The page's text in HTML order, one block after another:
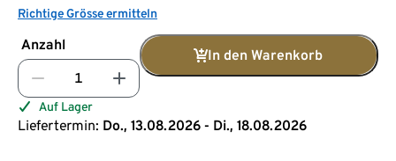
Richtige Grösse ermitteln
Anzahl
In den Warenkorb
Auf Lager
Liefertermin: Do., 13.08.2026 - Di., 18.08.2026